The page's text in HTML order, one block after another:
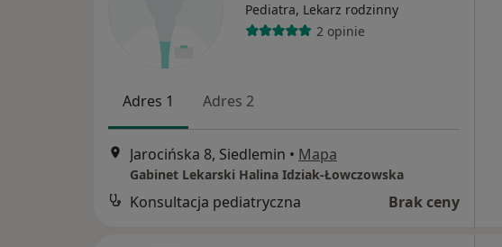
Pediatra, Lekarz rodzinny
2 opinie
Adres 1 Adres 2
Jarocińska 8, Siedlemin • Mapa
Gabinet Lekarski Halina Idziak-Łowczowska
Konsultacja pediatryczna Brak ceny